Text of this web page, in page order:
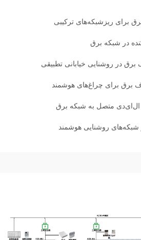
برای ریزشبکه‌های ترکیبی
در شبکه برق
در روشنایی خیابانی تطبیقی
برق برای چراغ‌های هوشمند
ال‌ای‌دی متصل به شبکه برق
شبکه‌های روشنایی هوشمند